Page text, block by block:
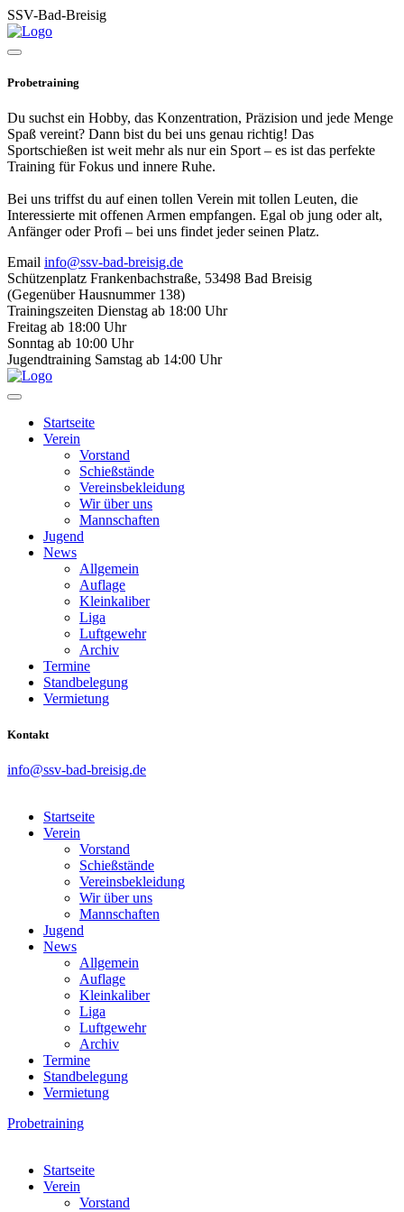
SSV-Bad-Breisig
Probetraining
Du suchst ein Hobby, das Konzentration, Präzision und jede Menge
Spaß vereint? Dann bist du bei uns genau richtig! Das
Sportschießen ist weit mehr als nur ein Sport – es ist das perfekte
Training für Fokus und innere Ruhe.
Bei uns triffst du auf einen tollen Verein mit tollen Leuten, die
Interessierte mit offenen Armen empfangen. Egal ob jung oder alt,
Anfänger oder Profi – bei uns findet jeder seinen Platz.
Email info@ssv-bad-breisig.de
Schützenplatz Frankenbachstraße, 53498 Bad Breisig
(Gegenüber Hausnummer 138)
Trainingszeiten Dienstag ab 18:00 Uhr
Freitag ab 18:00 Uhr
Sonntag ab 10:00 Uhr
Jugendtraining Samstag ab 14:00 Uhr
Startseite
Verein
Vorstand
Schießstände
Vereinsbekleidung
Wir über uns
Mannschaften
Jugend
News
Allgemein
Auflage
Kleinkaliber
Liga
Luftgewehr
Archiv
Termine
Standbelegung
Vermietung
Kontakt
info@ssv-bad-breisig.de
Startseite
Verein
Vorstand
Schießstände
Vereinsbekleidung
Wir über uns
Mannschaften
Jugend
News
Allgemein
Auflage
Kleinkaliber
Liga
Luftgewehr
Archiv
Termine
Standbelegung
Vermietung
Probetraining
Startseite
Verein
Vorstand